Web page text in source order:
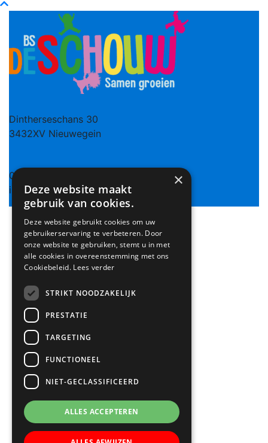
Dintherseschans 30
3432XV Nieuwegein
0306019500
info@bsdeschouw.nl
×
Deze website maakt
gebruik van cookies.
Deze website gebruikt cookies om uw
gebruikerservaring te verbeteren. Door
onze website te gebruiken, stemt u in met
alle cookies in overeenstemming met ons
Cookiebeleid. Lees verder
STRIKT NOODZAKELIJK
PRESTATIE
TARGETING
FUNCTIONEEL
NIET-GECLASSIFICEERD
ALLES ACCEPTEREN